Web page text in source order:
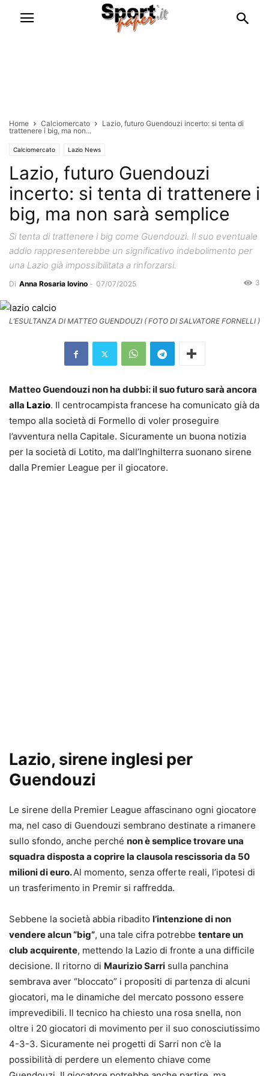
Home Calciomercato
Lazio, futuro Guendouzi incerto: si tenta di
trattenere i big, ma non...
Calciomercato Lazio News
Lazio, futuro Guendouzi
incerto: si tenta di trattenere i
big, ma non sarà semplice
Si tenta di trattenere i big come Guendouzi. Il suo eventuale
addio rappresenterebbe un significativo indebolimento per
una Lazio già impossibilitata a rinforzarsi.
Di Anna Rosaria Iovino - 07/07/2025 3
L’ESULTANZA DI MATTEO GUENDOUZI ( FOTO DI SALVATORE FORNELLI )
Matteo Guendouzi non ha dubbi: il suo futuro sarà ancora
alla Lazio. Il centrocampista francese ha comunicato già da
tempo alla società di Formello di voler proseguire
l’avventura nella Capitale. Sicuramente un buona notizia
per la società di Lotito, ma dall’Inghilterra suonano sirene
dalla Premier League per il giocatore.
Lazio, sirene inglesi per
Guendouzi
Le sirene della Premier League affascinano ogni giocatore
ma, nel caso di Guendouzi sembrano destinate a rimanere
sullo sfondo, anche perché non è semplice trovare una
squadra disposta a coprire la clausola rescissoria da 50
milioni di euro.Al momento, senza offerte reali, l’ipotesi di
un trasferimento in Premir si raffredda.
Sebbene la società abbia ribadito l’intenzione di non
vendere alcun “big”, una tale cifra potrebbe tentare un
club acquirente, mettendo la Lazio di fronte a una difficile
decisione. Il ritorno di Maurizio Sarri sulla panchina
sembrava aver “bloccato” i propositi di partenza di alcuni
giocatori, ma le dinamiche del mercato possono essere
imprevedibili. Il tecnico ha chiesto una rosa snella, non
oltre i 20 giocatori di movimento per il suo conosciutissimo
4-3-3. Sicuramente nei progetti di Sarri non c’è la
possibilità di perdere un elemento chiave come